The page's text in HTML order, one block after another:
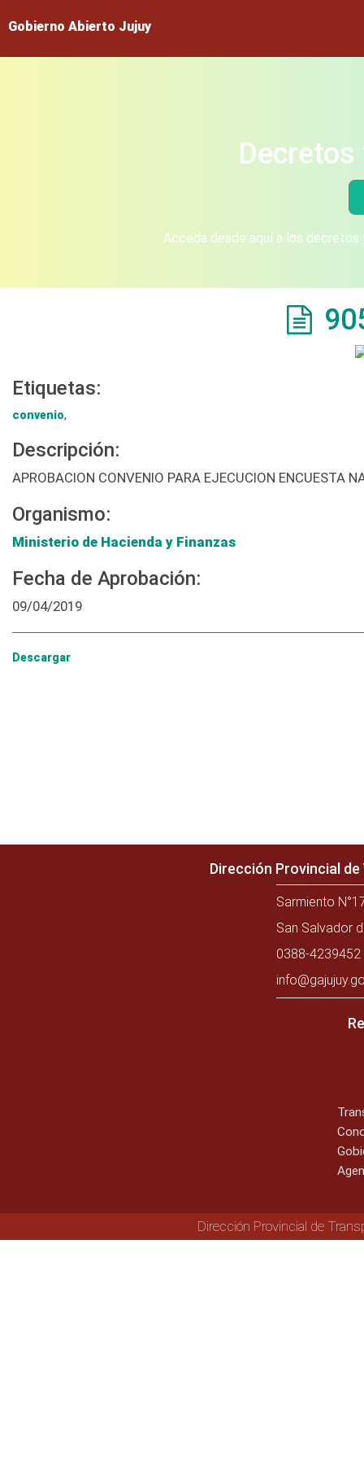
Gobierno Abierto Jujuy
Acceda desde aquí a los
Etiquetas:
convenio,
Descripción:
APROBACION CONVENIO PARA EJECUCION ENCUESTA
Organismo:
Ministerio de Hacienda y Finanzas
Fecha de Aprobación:
09/04/2019
Descargar
Dirección Provincial
Sarmiento
San Salvador
0388-
Dirección Provincial de